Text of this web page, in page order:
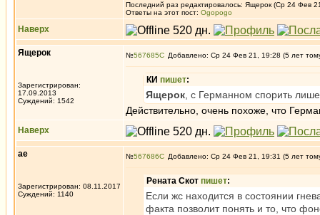
Последний раз редактировалось: Ящерок (Ср 24 Фев
Ответы на этот пост: Ogopogo
Наверх
Ящерок
Зарегистрирован:
17.09.2013
Суждений: 1542
№567685 Добавлено: Ср 24 Фев 21, 19:28 (5 лет
КИ пишет:
Ящерок , с Германном спорить
Действительно, очень похоже, что
Наверх
ae
Зарегистрирован: 08.11.2017
Суждений: 1140
№567686 Добавлено: Ср 24 Фев 21, 19:31 (5 лет
Рената Скот пишет:
Если жс находится в состоянии
факта позволит понять и то, что